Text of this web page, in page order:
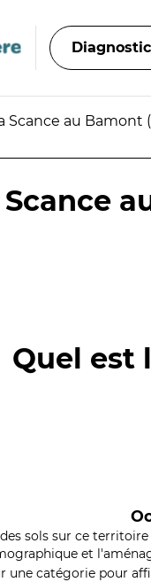
Diagnostic
Scance au Bamont
Quel est
sols sur ce
et
une catégorie pour